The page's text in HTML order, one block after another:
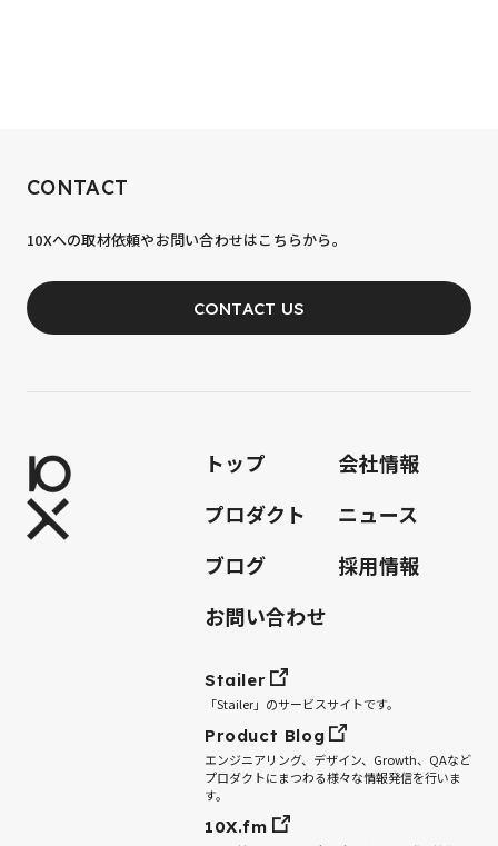
あなたの力が、必要です。
JOIN OUR TEAM
CONTACT
10Xへの取材依頼やお問い合わせはこちらから。
CONTACT US
トップ
会社情報
プロダクト
ニュース
ブログ
採用情報
お問い合わせ
Stailer
「Stailer」のサービスサイトです。
Product Blog
エンジニアリング、デザイン、Growth、QAなど
プロダクトにまつわる様々な情報発信を行いま
す。
10X.fm